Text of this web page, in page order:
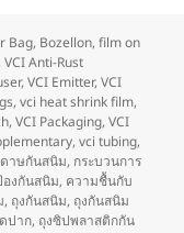
Bag, Bozellon,film on
,VCI Anti-Rust
,VCI Emitter,VCI
,vci heat shrink film,
,VCI Packaging,VCI
,vci tubing,
ดาษกันสนิม, กระบวนการ
องกันสนิม, ความชื้นกับ
, ถุงกันสนิม, ถุงกันสนิม
ปาก, ถุงซิปพลาสติกกัน